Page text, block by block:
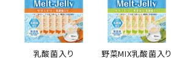
乳酸菌入り 野菜MIX乳酸菌入り